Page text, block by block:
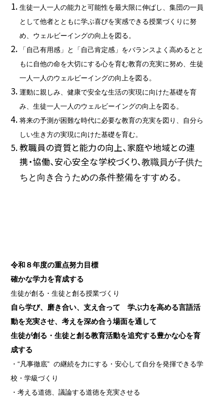
生徒一人一人の能力と可能性を最大限に伸ばし、集団の一員
として他者とともに学ぶ喜びを実感できる授業づくりに努
め、ウェルビーイングの向上を図る。
「自己有用感」と「自己肯定感」をバランスよく高めるとと
もに自他の命を大切にする心を育む教育の充実に努め、生徒
一人一人のウェルビーイングの向上を図る。
運動に親しみ、健康で安全な生活の実現に向けた基礎を育
み、生徒一人一人のウェルビーイングの向上を図る。
将来の予測が困難な時代に必要な教育の充実を図り
、自分ら
しい生き方の実現に向けた基礎を育む。
教職員の資質と能力の向上、家庭や地域との連
携・協働、安心安全な学校づくり、教職員が子供た
ちと向き合うための条件整備をすすめる。
令和８年度の重点努力目標
確かな学力を育成する
生徒が創る・生徒と創る授業づくり
自ら学び、磨き合い、支え合って 学ぶ力を高める言語活
動を充実させ、考えを深め合う場面を通して
生徒が創る・生徒と創る教育活動を追究する豊かな心を育
成する
・“凡事徹底” の継続を力にする ・安心して自分を発揮できる学
校・学級づくり
・考える道徳、議論する道徳を充実させる